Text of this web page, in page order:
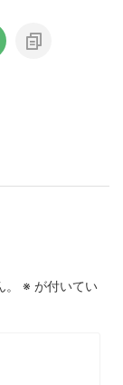
※ が付いてい